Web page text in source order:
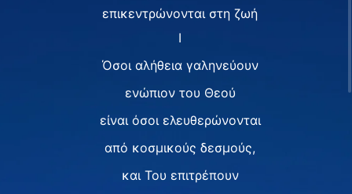
επικεντρώνονται στη ζωή
I
Όσοι αλήθεια γαληνεύουν
ενώπιον του Θεού
είναι όσοι ελευθερώνονται
από κοσμικούς δεσμούς,
και Του επιτρέπουν